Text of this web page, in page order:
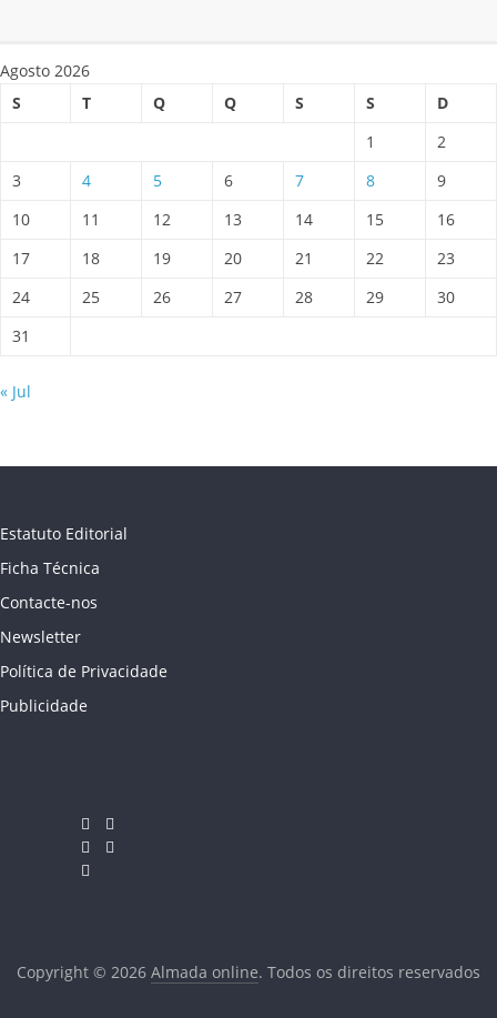
Agosto 2026
S
T Q Q S S
D
1
2
3
4 5 6 7 8
9
10
11 12 13 14 15
16
17
18 19 20 21 22
23
24
25 26 27 28 29
30
31
« Jul
Estatuto Editorial
Ficha Técnica
Contacte-nos
Newsletter
Política de Privacidade
Publicidade
Copyright © 2026 Almada online. Todos os direitos reservados